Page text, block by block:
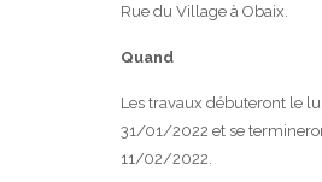
Rue du Village à Obaix.
Quand
Les travaux débuteront le
31/01/2022 et se
11/02/2022.